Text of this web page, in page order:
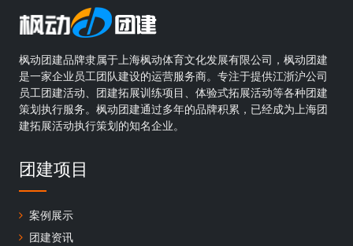
枫动团建品牌隶属于上海枫动体育文化发展有限公司，枫动团建
是一家企业员工团队建设的运营服务商。专注于提供江浙沪公司
员工团建活动、团建拓展训练项目、体验式拓展活动等各种团建
策划执行服务。枫动团建通过多年的品牌积累，已经成为上海团
建拓展活动执行策划的知名企业。
团建项目
案例展示
团建资讯